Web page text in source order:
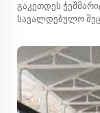
გაკეთდეს
სავალდებულო